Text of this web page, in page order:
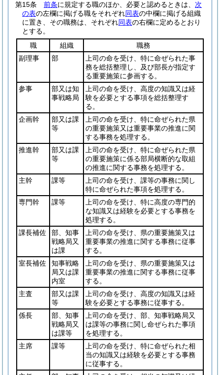
第15条
前条に規定する職のほか、必要と認めるときは、 次
の表の左欄に掲げる職をそれぞれ同表の中欄に掲げる組織
に置き、その職務は、それぞれ同表の右欄に定めるとおり
とする。
職
組織
職務
副理事
部
上司の命を受け、特に命ぜられた事
務を総括整理し、及び部長が指定す
る重要施策に参画する。
参事
部又は知
事戦略局
上司の命を受け、高度の知識又は経
験を必要とする事項を総括整理す
る。
企画幹
部又は課
等
上司の命を受け、特に命ぜられた県
の重要施策又は重要事業の推進に関
する事務を処理する。
推進幹
部又は課
等
上司の命を受け、特に命ぜられた県
の重要施策に係る部局横断的な取組
の推進に関する事務を処理する。
主幹
課等
上司の命を受け、課等の事務に関し
特に命ぜられた事項を処理する。
専門幹
課等
上司の命を受け、特に高度の専門的
な知識又は経験を必要とする事務を
処理する。
課長補佐
部、知事
戦略局又
は課
上司の命を受け、県の重要施策又は
重要事業の推進に関する事務に従事
する。
室長補佐
知事戦略
局又は課
内室
上司の命を受け、県の重要施策又は
重要事業の推進に関する事務に従事
する。
主査
部又は課
等
上司の命を受け、高度の知識又は経
験を必要とする事務に従事する。
係長
部、知事
戦略局又
は課等
上司の命を受け、部、知事戦略局又
は課等の事務に関し命ぜられた事項
を処理する。
主席
課等
上司の命を受け、特に命ぜられた相
当の知識又は経験を必要とする事務
に従事する。